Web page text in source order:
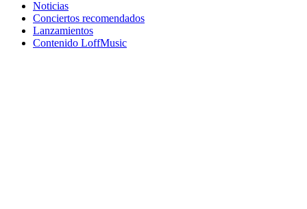
Noticias
Conciertos recomendados
Lanzamientos
Contenido LoffMusic